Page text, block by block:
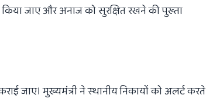
जाए और अनाज को सुरक्षित रखने की पुख्ता
जाए। मुख्यमंत्री ने स्थानीय निकायों को अलर्ट करते